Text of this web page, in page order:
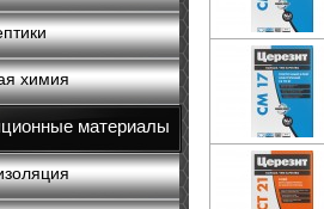
химия
материалы